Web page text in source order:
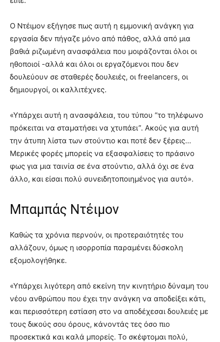
Ο Ντέιμον εξήγησε πως αυτή η εμμονική ανάγκη για
εργασία δεν πήγαζε μόνο από πάθος, αλλά από μια
βαθιά ριζωμένη ανασφάλεια που μοιράζονται όλοι οι
ηθοποιοί -αλλά και όλοι οι εργαζόμενοι που δεν
δουλεύουν σε σταθερές δουλειές, οι freelancers, οι
δημιουργοί, οι καλλιτέχνες.
«Υπάρχει αυτή η ανασφάλεια, του τύπου “το τηλέφωνο
πρόκειται να σταματήσει να χτυπάει”. Ακούς για αυτή
την άτυπη λίστα των στούντιο και ποτέ δεν ξέρεις…
Μερικές φορές μπορείς να εξασφαλίσεις το πράσινο
φως για μια ταινία σε ένα στούντιο, αλλά όχι σε ένα
άλλο, και είσαι πολύ συνειδητοποιημένος για αυτό».
Μπαμπάς Ντέιμον
Καθώς τα χρόνια περνούν, οι προτεραιότητές του
αλλάζουν, όμως η ισορροπία παραμένει δύσκολη
εξομολογήθηκε.
«Υπάρχει λιγότερη από εκείνη την κινητήριο δύναμη του
νέου ανθρώπου που έχει την ανάγκη να αποδείξει κάτι,
και περισσότερη εστίαση στο να αποδέχεσαι δουλειές με
τους δικούς σου όρους, κάνοντάς τες όσο πιο
προσεκτικά και καλά μπορείς. Το σκέφτομαι πολύ,